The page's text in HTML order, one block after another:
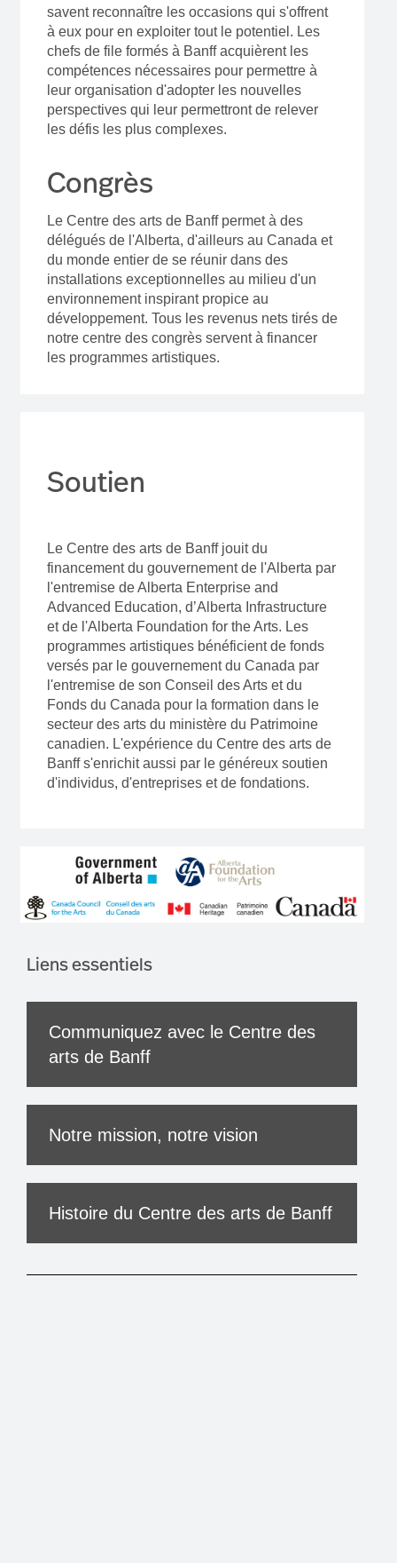
savent reconnaître les occasions qui s'offrent
à eux pour en exploiter tout le potentiel. Les
chefs de file formés à Banff acquièrent les
compétences nécessaires pour permettre à
leur organisation d'adopter les nouvelles
perspectives qui leur permettront de relever
les défis les plus complexes.
Congrès
Le Centre des arts de Banff permet à des
délégués de l'Alberta, d'ailleurs au Canada et
du monde entier de se réunir dans des
installations exceptionnelles au milieu d'un
environnement inspirant propice au
développement. Tous les revenus nets tirés de
notre centre des congrès servent à financer
les programmes artistiques.
Soutien
Le Centre des arts de Banff jouit du
financement du gouvernement de l'Alberta par
l'entremise de Alberta Enterprise and
Advanced Education, d’Alberta Infrastructure
et de l'Alberta Foundation for the Arts. Les
programmes artistiques bénéficient de fonds
versés par le gouvernement du Canada par
l'entremise de son Conseil des Arts et du
Fonds du Canada pour la formation dans le
secteur des arts du ministère du Patrimoine
canadien. L'expérience du Centre des arts de
Banff s'enrichit aussi par le généreux soutien
d'individus, d'entreprises et de fondations.
Liens essentiels
Communiquez avec le Centre des
arts de Banff
Notre mission, notre vision
Histoire du Centre des arts de Banff